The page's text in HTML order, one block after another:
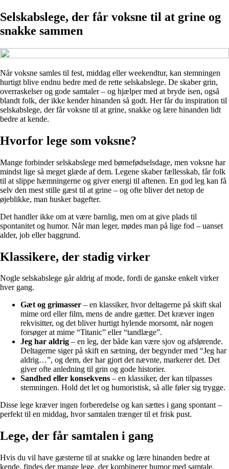
Selskabslege, der får voksne til at grine og
snakke sammen
Når voksne samles til fest, middag eller weekendtur, kan stemningen
hurtigt blive endnu bedre med de rette selskabslege. De skaber grin,
overraskelser og gode samtaler – og hjælper med at bryde isen, også
blandt folk, der ikke kender hinanden så godt. Her får du inspiration til
selskabslege, der får voksne til at grine, snakke og lære hinanden lidt
bedre at kende.
Hvorfor lege som voksne?
Mange forbinder selskabslege med børnefødselsdage, men voksne har
mindst lige så meget glæde af dem. Legene skaber fællesskab, får folk
til at slippe hæmningerne og giver energi til aftenen. En god leg kan få
selv den mest stille gæst til at grine – og ofte bliver det netop de
øjeblikke, man husker bagefter.
Det handler ikke om at være barnlig, men om at give plads til
spontanitet og humor. Når man leger, mødes man på lige fod – uanset
alder, job eller baggrund.
Klassikere, der stadig virker
Nogle selskabslege går aldrig af mode, fordi de ganske enkelt virker
hver gang.
Gæt og grimasser – en klassiker, hvor deltagerne på skift skal
mime ord eller film, mens de andre gætter. Det kræver ingen
rekvisitter, og det bliver hurtigt hylende morsomt, når nogen
forsøger at mime “Titanic” eller “tandlæge”.
Jeg har aldrig – en leg, der både kan være sjov og afslørende.
Deltagerne siger på skift en sætning, der begynder med “Jeg har
aldrig…”, og dem, der har gjort det nævnte, markerer det. Det
giver ofte anledning til grin og gode historier.
Sandhed eller konsekvens – en klassiker, der kan tilpasses
stemningen. Hold det let og humoristisk, så alle føler sig trygge.
Disse lege kræver ingen forberedelse og kan sættes i gang spontant –
perfekt til en middag, hvor samtalen trænger til et frisk pust.
Lege, der får samtalen i gang
Hvis du vil have gæsterne til at snakke og lære hinanden bedre at
kende, findes der mange lege, der kombinerer humor med samtale.